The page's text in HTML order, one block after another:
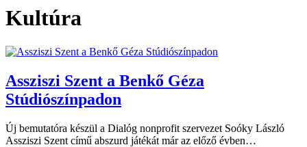
Kultúra
Assziszi Szent a Benkő Géza
Stúdiószínpadon
Új bemutatóra készül a Dialóg nonprofit szervezet Soóky László
Assziszi Szent című abszurd játékát már az előző évben…